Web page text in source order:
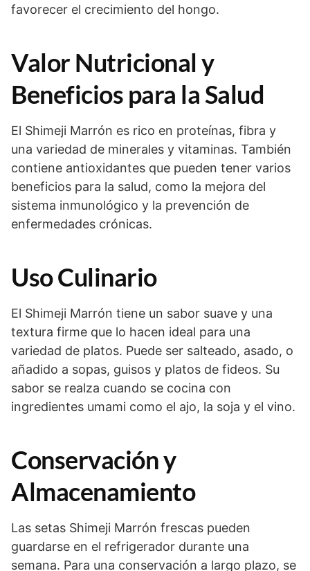
favorecer el crecimiento del hongo.
Valor Nutricional y
Beneficios para la Salud
El Shimeji Marrón es rico en proteínas, fibra y
una variedad de minerales y vitaminas. También
contiene antioxidantes que pueden tener varios
beneficios para la salud, como la mejora del
sistema inmunológico y la prevención de
enfermedades crónicas.
Uso Culinario
El Shimeji Marrón tiene un sabor suave y una
textura firme que lo hacen ideal para una
variedad de platos. Puede ser salteado, asado, o
añadido a sopas, guisos y platos de fideos. Su
sabor se realza cuando se cocina con
ingredientes umami como el ajo, la soja y el vino.
Conservación y
Almacenamiento
Las setas Shimeji Marrón frescas pueden
guardarse en el refrigerador durante una
semana. Para una conservación a largo plazo, se